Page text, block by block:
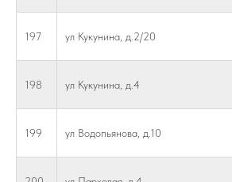
197 ул Кукунина, д.2/20
198 ул Кукунина, д.4
199 ул Водопьянова, д.10